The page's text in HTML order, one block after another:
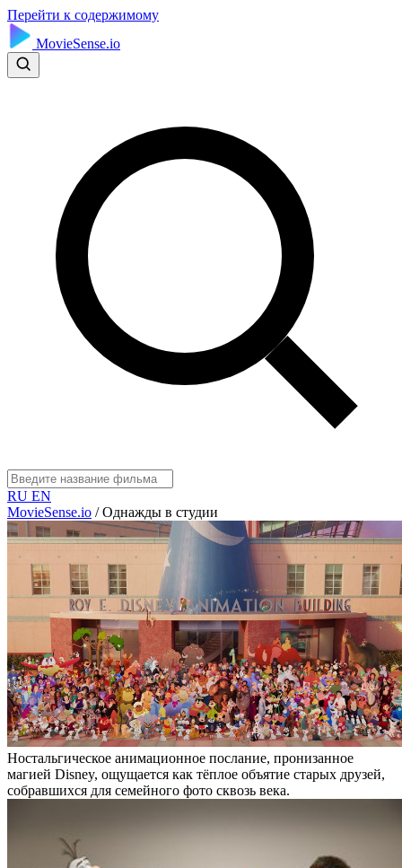
Перейти к содержимому
MovieSense.io
RU EN
MovieSense.io / Однажды в студии
Ностальгическое анимационное послание, пронизанное
магией Disney, ощущается как тёплое объятие старых друзей,
собравшихся для семейного фото сквозь века.